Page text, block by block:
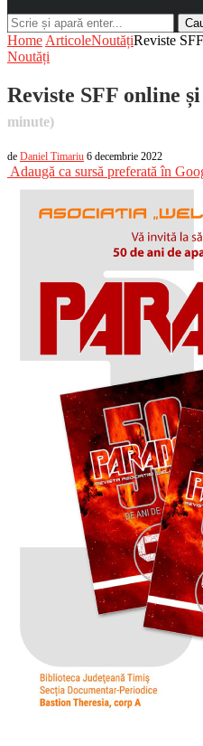
Home ArticoleNoutățiReviste
Noutăți
Reviste SFF online
minute)
de Daniel Timariu 6 decembrie 2022
Adaugă ca sursă preferată în